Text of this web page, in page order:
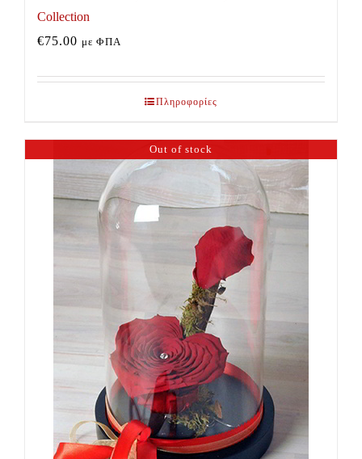
Collection
€75.00 με ΦΠΑ
Πληροφορίες
Out of stock